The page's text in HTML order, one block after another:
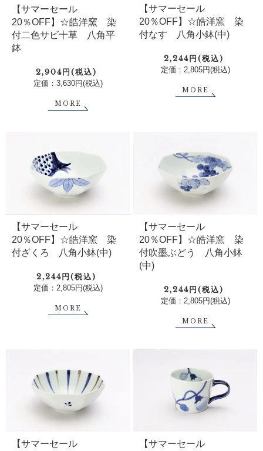
【サマーセール
20％OFF】☆皓洋窯 染
付二色サビ十草 八角平
鉢
2,904円(税込)
定価：3,630円(税込)
MORE
【サマーセール
20％OFF】☆皓洋窯 染
付なす 八角小鉢(中)
2,244円(税込)
定価：2,805円(税込)
MORE
【サマーセール
20％OFF】☆皓洋窯 染
付ざくろ 八角小鉢(中)
2,244円(税込)
定価：2,805円(税込)
MORE
【サマーセール
20％OFF】☆皓洋窯 染
付吹墨ぶどう 八角小鉢
(中)
2,244円(税込)
定価：2,805円(税込)
MORE
【サマーセール 【サマーセール